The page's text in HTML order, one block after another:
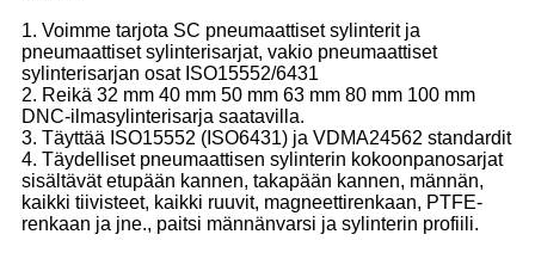
1. Voimme tarjota SC pneumaattiset sylinterit ja
pneumaattiset sylinterisarjat, vakio pneumaattiset
sylinterisarjan osat ISO15552/6431
2. Reikä 32 mm 40 mm 50 mm 63 mm 80 mm 100 mm
DNC-ilmasylinterisarja saatavilla.
3. Täyttää ISO15552 (ISO6431) ja VDMA24562 standardit
4. Täydelliset pneumaattisen sylinterin kokoonpanosarjat
sisältävät etupään kannen, takapään kannen, männän,
kaikki tiivisteet, kaikki ruuvit, magneettirenkaan, PTFE-
renkaan ja jne., paitsi männänvarsi ja sylinterin profiili.